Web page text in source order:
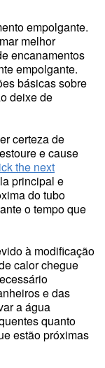
empolgante.
melhor
encanamentos
empolgante.
básicas sobre
deixe de
certeza de
e cause
the next
principal e
do tubo
o tempo que
à modificação
calor chegue
e das
a água
quanto
estão próximas